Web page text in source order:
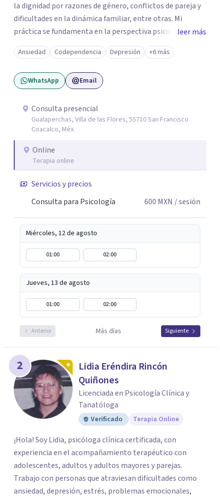
la dignidad por razones de género, conflictos de pareja y
dificultades en la dinámica familiar, entre otras. Mi
práctica se fundamenta en la perspectiva psicoanalítica,
lo que me permite profundizar en la historia y en los
significados subjetivos de cada persona, para identificar
las raíces del malestar y, a partir de ello, construir
caminos posibles para su resolución.
leer más
Ansiedad Codependencia Depresión +6 más
WhatsApp Email
Consulta presencial
Gualaperchas, Villa de las Flores, 55710 San Francisco
Coacalco, Méx.
Online
Terapia online
Servicios y precios
Consulta para Psicología
600 MXN / sesión
Miércoles, 12 de agosto
01:00 02:00
Jueves, 13 de agosto
01:00 02:00
Anterior Más días Siguiente
2
Lidia Eréndira Rincón
Quiñones
Licenciada en Psicología Clínica y
Tanatóloga
Verificado Terapia Online
¡Hola! Soy Lidia, psicóloga clínica certificada, con
experiencia en el acompañamiento terapéutico con
adolescentes, adultos y adultos mayores y parejas.
Trabajo con personas que atraviesan dificultades como
ansiedad, depresión, estrés, problemas emocionales,